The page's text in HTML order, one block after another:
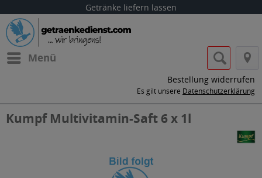
Getränke liefern lassen
Menü
Bestellung widerrufen
Es gilt unsere Datenschutzerklärung
Kumpf Multivitamin-Saft 6 x 1l